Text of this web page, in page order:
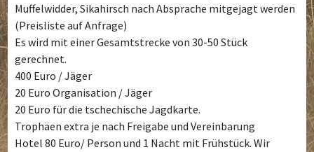
Muffelwidder, Sikahirsch nach Absprache mitgejagt werden
(Preisliste auf Anfrage)
Es wird mit einer Gesamtstrecke von 30-50 Stück
gerechnet.
400 Euro / Jäger
20 Euro Organisation / Jäger
20 Euro für die tschechische Jagdkarte.
Trophäen extra je nach Freigabe und Vereinbarung
Hotel 80 Euro/ Person und 1 Nacht mit Frühstück. Wir